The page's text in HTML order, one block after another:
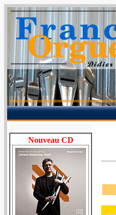
Nouveau CD